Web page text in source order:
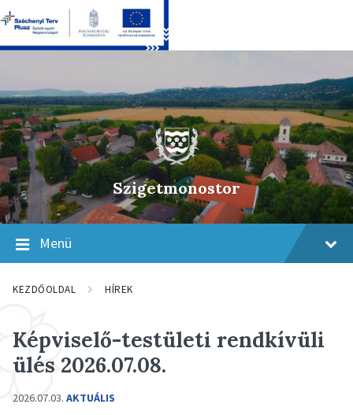
content
main
navigation
footer
Szigetmonostor
Menü
KEZDŐOLDAL HÍREK
Képviselő-testületi rendkívüli
ülés 2026.07.08.
2026.07.03. AKTUÁLIS